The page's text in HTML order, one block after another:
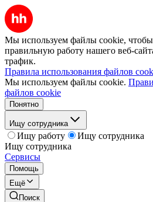
Мы используем файлы cookie, чтобы
правильную работу нашего веб-
трафик.
Правила использования файлов
Мы используем файлы cookie.
файлов cookie
Понятно
Ищу сотрудника
Ищу работу
Ищу сотрудника
Ищу сотрудника
Сервисы
Помощь
Ещё
Поиск